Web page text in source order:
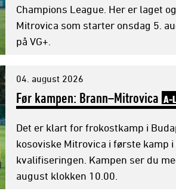
Champions League. Her er laget
Mitrovica som starter onsdag 5.
på VG+.
04. august 2026
Før kampen: Brann–Mitrovica A-
Det er klart for frokostkamp i
kosoviske Mitrovica i første kamp
kvalifiseringen. Kampen ser du
august klokken 10.00.